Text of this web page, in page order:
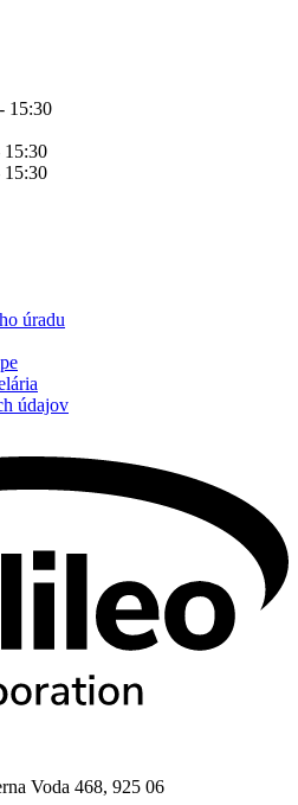
15:30
15:30
15:30
úradu
údajov
Voda 468, 925 06